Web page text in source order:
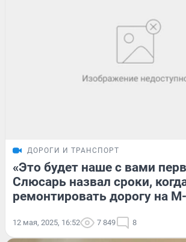
ДОРОГИ И ТРАНСПОРТ
«Это будет наше с вами
Слюсарь назвал сроки,
ремонтировать дорогу на
12 мая, 2025, 16:52 7 849 8